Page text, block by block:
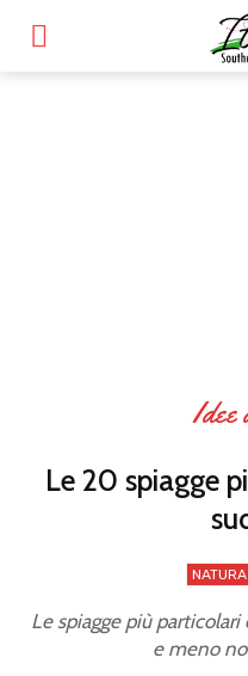
Idee
Le 20 spiagge
NATURA
Le spiagge più
e meno